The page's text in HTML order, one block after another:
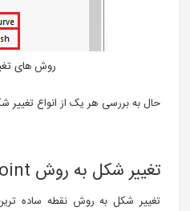
روش های
حال به بررسی هر یک از انواع تغییر
تغییر شکل به روش Point (نقطه)
تغییر شکل به روش نقطه ساده